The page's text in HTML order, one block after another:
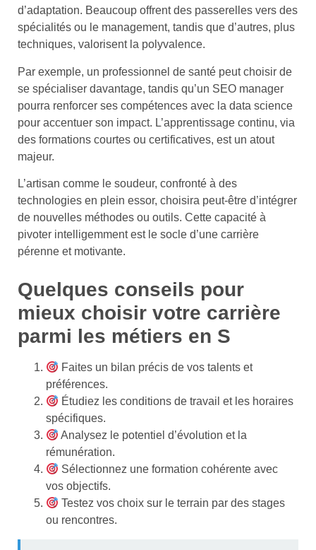
d’adaptation. Beaucoup offrent des passerelles vers des
spécialités ou le management, tandis que d’autres, plus
techniques, valorisent la polyvalence.
Par exemple, un professionnel de santé peut choisir de
se spécialiser davantage, tandis qu’un SEO manager
pourra renforcer ses compétences avec la data science
pour accentuer son impact. L’apprentissage continu, via
des formations courtes ou certificatives, est un atout
majeur.
L’artisan comme le soudeur, confronté à des
technologies en plein essor, choisira peut-être d’intégrer
de nouvelles méthodes ou outils. Cette capacité à
pivoter intelligemment est le socle d’une carrière
pérenne et motivante.
Quelques conseils pour
mieux choisir votre carrière
parmi les métiers en S
Faites un bilan précis de vos talents et
préférences.
Étudiez les conditions de travail et les horaires
spécifiques.
Analysez le potentiel d’évolution et la
rémunération.
Sélectionnez une formation cohérente avec
vos objectifs.
Testez vos choix sur le terrain par des stages
ou rencontres.